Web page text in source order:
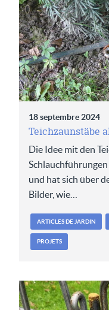
18 septembre 2024
Teichzaunstäbe
Die Idee mit den
und hat sich über
Bilder, wie…
ARTICLES DE JARDIN
PROJETS